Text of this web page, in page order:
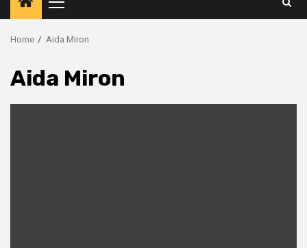
Primary
Menu
Home Aida Miron
Aida Miron